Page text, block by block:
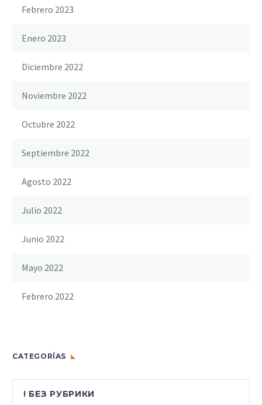
Febrero 2023
Enero 2023
Diciembre 2022
Noviembre 2022
Octubre 2022
Septiembre 2022
Agosto 2022
Julio 2022
Junio 2022
Mayo 2022
Febrero 2022
CATEGORÍAS
! БЕЗ РУБРИКИ